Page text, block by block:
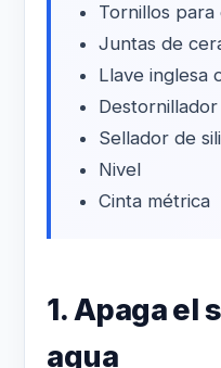
Tornillos
Juntas de
Llave inglesa
Destornillador
Sellador de
Nivel
Cinta métrica
1. Apaga el
agua